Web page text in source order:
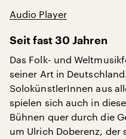
Audio Player
Seit fast 30 Jahren
Das Folk- und
seiner Art in
SolokünstlerInnen aus
spielen sich auch in
Bühnen quer durch die
um Ulrich Doberenz, der